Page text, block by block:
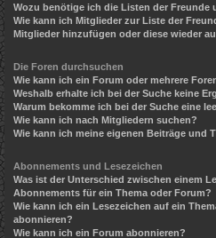
Wozu benötige ich die Listen der Freunde
Wie kann ich Mitglieder zur Liste der
Mitglieder hinzufügen oder diese wieder
Die Foren durchsuchen
Wie kann ich ein Forum oder mehrere
Weshalb erhalte ich bei der Suche keine
Warum bekomme ich bei der Suche eine
Wie kann ich nach Mitgliedern suchen?
Wie kann ich meine eigenen Beiträge und
Abonnements und Lesezeichen
Was ist der Unterschied zwischen einem
Abonnements für ein Thema oder Forum?
Wie kann ich ein Lesezeichen auf ein
abonnieren?
Wie kann ich ein Forum abonnieren?